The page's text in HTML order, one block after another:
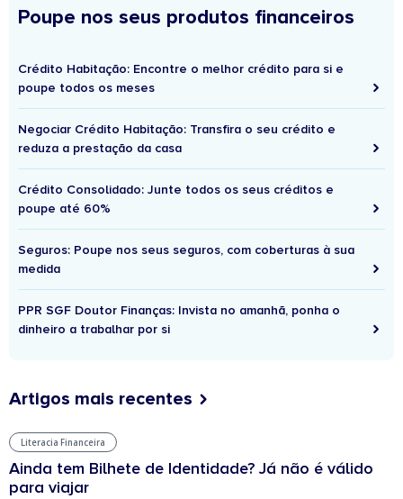
Poupe nos seus produtos financeiros
Crédito Habitação: Encontre o melhor crédito para si e
poupe todos os meses
Negociar Crédito Habitação: Transfira o seu crédito e
reduza a prestação da casa
Crédito Consolidado: Junte todos os seus créditos e
poupe até 60%
Seguros: Poupe nos seus seguros, com coberturas à sua
medida
PPR SGF Doutor Finanças: Invista no amanhã, ponha o
dinheiro a trabalhar por si
Artigos mais recentes
Literacia Financeira
Ainda tem Bilhete de Identidade? Já não é válido
para viajar